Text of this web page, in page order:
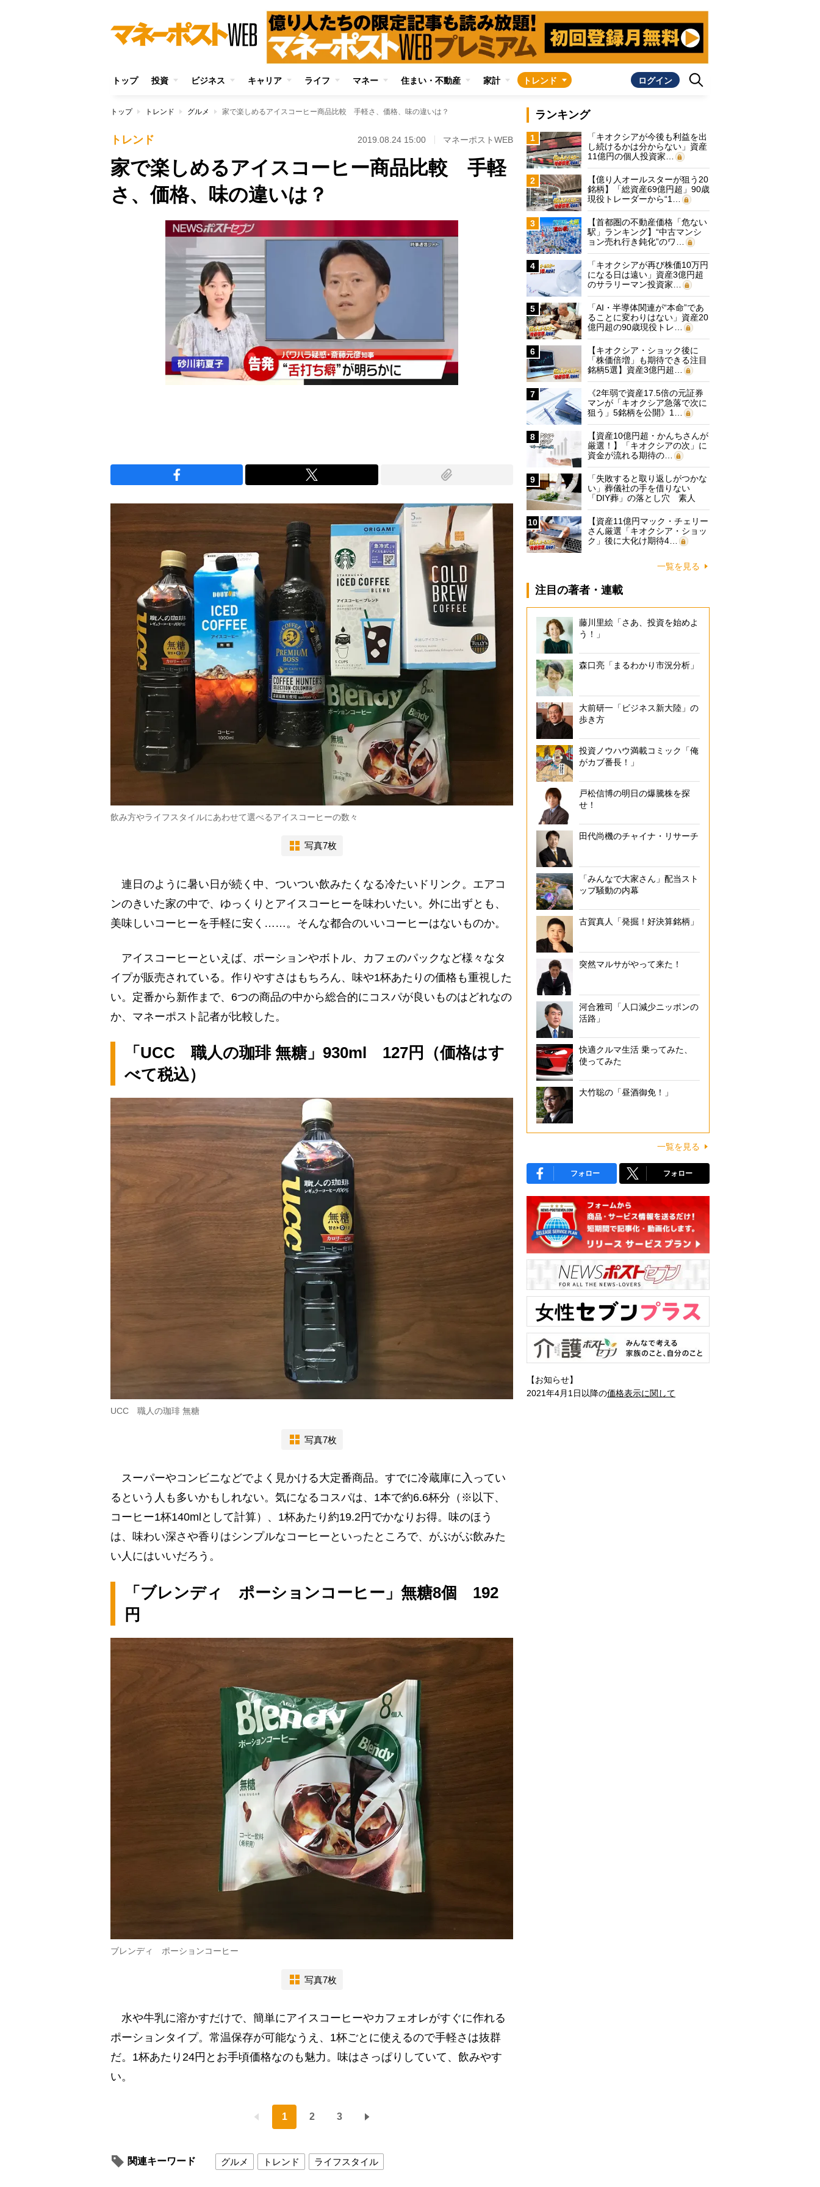
トップ 投資 ビジネス キャリア ライフ マネー 住まい・不動産 家計 トレンド ログイン
トップ トレンド グルメ 家で楽しめるアイスコーヒー商品比較 手軽さ、価格、味の違いは？
トレンド 2019.08.24 15:00 マネーポストWEB
家で楽しめるアイスコーヒー商品比較 手軽
さ、価格、味の違いは？
飲み方やライフスタイルにあわせて選べるアイスコーヒーの数々
写真7枚
連日のように暑い日が続く中、ついつい飲みたくなる冷たいドリンク。エアコ
ンのきいた家の中で、ゆっくりとアイスコーヒーを味わいたい。外に出ずとも、
美味しいコーヒーを手軽に安く……。そんな都合のいいコーヒーはないものか。
アイスコーヒーといえば、ポーションやボトル、カフェのパックなど様々なタ
イプが販売されている。作りやすさはもちろん、味や1杯あたりの価格も重視した
い。定番から新作まで、6つの商品の中から総合的にコスパが良いものはどれなの
か、マネーポスト記者が比較した。
「UCC 職人の珈琲 無糖」930ml 127円（価格はす
べて税込）
UCC 職人の珈琲 無糖
写真7枚
スーパーやコンビニなどでよく見かける大定番商品。すでに冷蔵庫に入ってい
るという人も多いかもしれない。気になるコスパは、1本で約6.6杯分（※以下、
コーヒー1杯140mlとして計算）、1杯あたり約19.2円でかなりお得。味のほう
は、味わい深さや香りはシンプルなコーヒーといったところで、がぶがぶ飲みた
い人にはいいだろう。
「ブレンディ ポーションコーヒー」無糖8個 192
円
ブレンディ ポーションコーヒー
写真7枚
水や牛乳に溶かすだけで、簡単にアイスコーヒーやカフェオレがすぐに作れる
ポーションタイプ。常温保存が可能なうえ、1杯ごとに使えるので手軽さは抜群
だ。1杯あたり24円とお手頃価格なのも魅力。味はさっぱりしていて、飲みやす
い。
1 2 3
関連キーワード グルメ トレンド ライフスタイル
ランキング
1
「キオクシアが今後も利益を出
し続けるかは分からない」資産
11億円の個人投資家…
2
【億り人オールスターが狙う20
銘柄】「総資産69億円超」90歳
現役トレーダーから“1…
3
【首都圏の不動産価格「危ない
駅」ランキング】“中古マンシ
ョン売れ行き鈍化”のワ…
4
「キオクシアが再び株価10万円
になる日は遠い」資産3億円超
のサラリーマン投資家…
5
「AI・半導体関連が“本命”であ
ることに変わりはない」資産20
億円超の90歳現役トレ…
6
【キオクシア・ショック後に
「株価倍増」も期待できる注目
銘柄5選】資産3億円超…
7
《2年弱で資産17.5倍の元証券
マンが「キオクシア急落で次に
狙う」5銘柄を公開》1…
8
【資産10億円超・かんちさんが
厳選！】「キオクシアの次」に
資金が流れる期待の…
9
「失敗すると取り返しがつかな
い」葬儀社の手を借りない
「DIY葬」の落とし穴 素人
に…
10
【資産11億円マック・チェリー
さん厳選「キオクシア・ショッ
ク」後に大化け期待4…
一覧を見る
注目の著者・連載
藤川里絵「さあ、投資を始めよ
う！」
森口亮「まるわかり市況分析」
大前研一「ビジネス新大陸」の
歩き方
投資ノウハウ満載コミック「俺
がカブ番長！」
戸松信博の明日の爆騰株を探
せ！
田代尚機のチャイナ・リサーチ
「みんなで大家さん」配当スト
ップ騒動の内幕
古賀真人「発掘！好決算銘柄」
突然マルサがやって来た！
河合雅司「人口減少ニッポンの
活路」
快適クルマ生活 乗ってみた、
使ってみた
大竹聡の「昼酒御免！」
一覧を見る
フォロー フォロー
【お知らせ】
2021年4月1日以降の価格表示に関して